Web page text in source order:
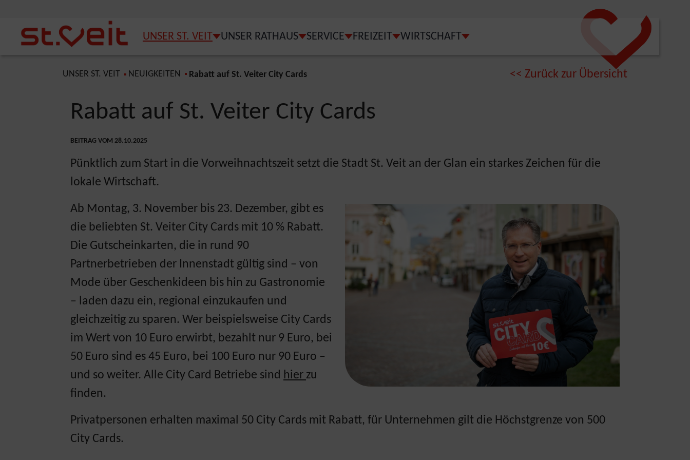
UNSER ST. VEIT
SUBMENU FOR "UNSER ST. VEIT"
UNSER RATHAUS
SUBMENU FOR "UNSER RATHAUS"
SERVICE
SUBMENU FOR "SERVICE"
FREIZEIT
SUBMENU FOR "FREIZEIT"
WIRTSCHAFT
UNSER ST. VEIT NEUIGKEITEN Rabatt auf St. Veiter City Cards << Zurück zur Übersicht
Rabatt auf St. Veiter City Cards
BEITRAG VOM 28.10.2025
Pünktlich zum Start in die Vorweihnachtszeit setzt die Stadt St. Veit an der Glan ein starkes Zeichen für die
lokale Wirtschaft.
Ab Montag, 3. November bis 23. Dezember, gibt es
die beliebten St. Veiter City Cards mit 10 % Rabatt.
Die Gutscheinkarten, die in rund 90
Partnerbetrieben der Innenstadt gültig sind – von
Mode über Geschenkideen bis hin zu Gastronomie
– laden dazu ein, regional einzukaufen und
gleichzeitig zu sparen. Wer beispielsweise City Cards
im Wert von 10 Euro erwirbt, bezahlt nur 9 Euro, bei
50 Euro sind es 45 Euro, bei 100 Euro nur 90 Euro –
und so weiter. Alle City Card Betriebe sind hier zu
finden.
Privatpersonen erhalten maximal 50 City Cards mit Rabatt, für Unternehmen gilt die Höchstgrenze von 500
City Cards.